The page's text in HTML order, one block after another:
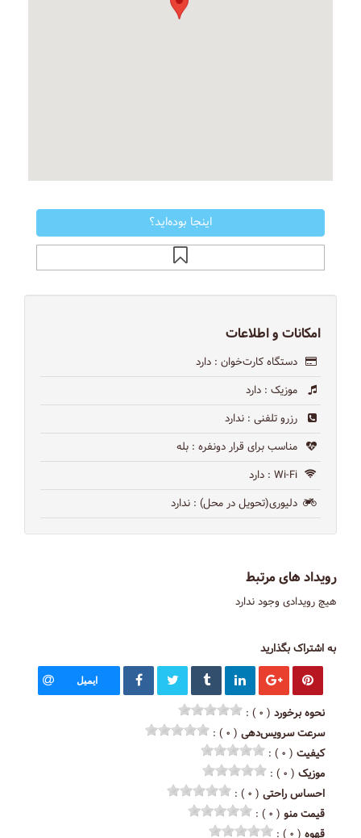
اینجا بوده‌اید؟
امکانات و اطلاعات
دستگاه کارت‌خوان : دارد
موزیک : دارد
رزرو تلفنی : ندارد
مناسب برای قرار دونفره : بله
Wi-Fi : دارد
دلیوری(تحویل در محل) : ندارد
رویداد های مرتبط
هیچ رویدادی وجود ندارد
به اشتراک بگذارید
ایمیل
نحوه برخورد ( ۰ ) :
سرعت سرویس‌دهی ( ۰ ) :
کیفیت ( ۰ ) :
موزیک ( ۰ ) :
احساس راحتی ( ۰ ) :
قیمت منو ( ۰ ) :